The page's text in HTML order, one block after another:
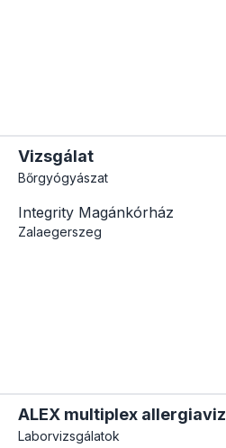
Vizsgálat
Bőrgyógyászat
Integrity Magánkórház
Zalaegerszeg
ALEX multiplex
Laborvizsgálatok